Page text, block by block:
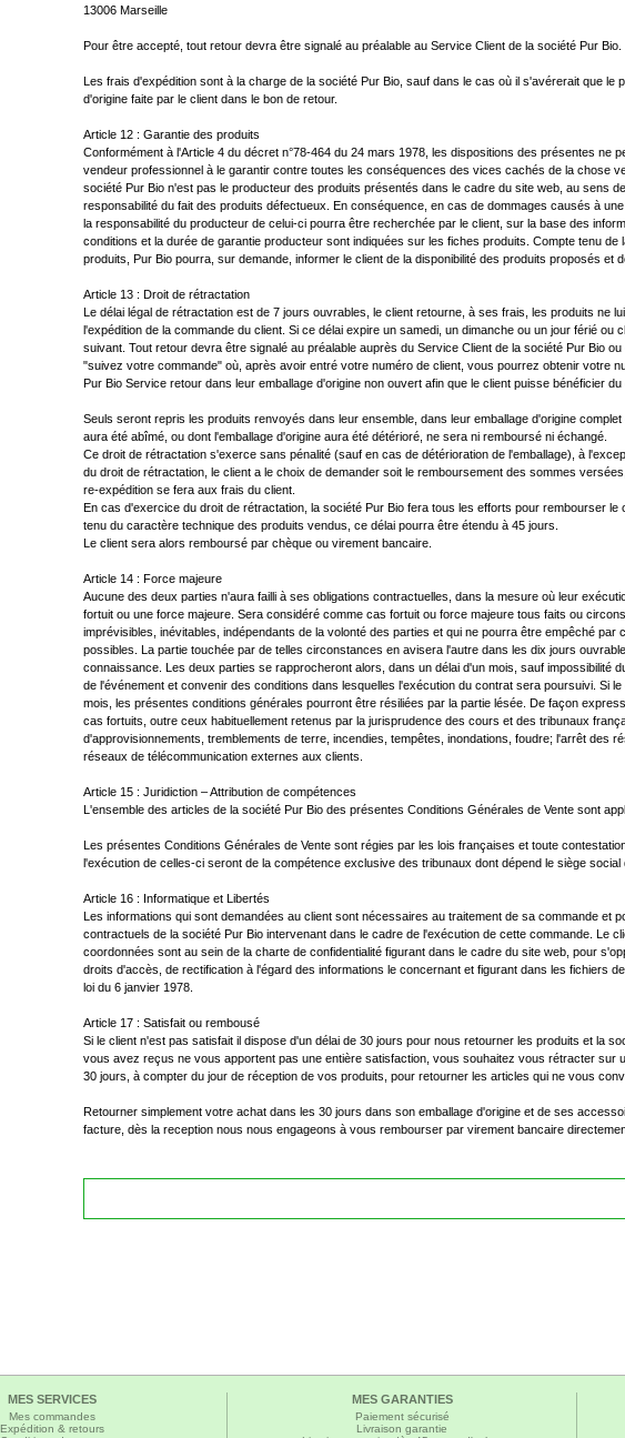
13006 Marseille
Pour être accepté, tout retour devra être signalé au préalable au Service Client de la société Pur Bio.
Les frais d'expédition sont à la charge de la société Pur Bio, sauf dans le cas où il s'avérerait que le
d'origine faite par le client dans le bon de retour.
Article 12 : Garantie des produits
Conformément à l'Article 4 du décret n°78-464 du 24 mars 1978, les dispositions des présentes ne
vendeur professionnel à le garantir contre toutes les conséquences des vices cachés de la chose
société Pur Bio n'est pas le producteur des produits présentés dans le cadre du site web, au sens
responsabilité du fait des produits défectueux. En conséquence, en cas de dommages causés à
la responsabilité du producteur de celui-ci pourra être recherchée par le client, sur la base des
conditions et la durée de garantie producteur sont indiquées sur les fiches produits. Compte tenu
produits, Pur Bio pourra, sur demande, informer le client de la disponibilité des produits proposés et
Article 13 : Droit de rétractation
Le délai légal de rétractation est de 7 jours ouvrables, le client retourne, à ses frais, les produits ne
l'expédition de la commande du client. Si ce délai expire un samedi, un dimanche ou un jour férié ou
suivant. Tout retour devra être signalé au préalable auprès du Service Client de la société Pur Bio
"suivez votre commande" où, après avoir entré votre numéro de client, vous pourrez obtenir votre
Pur Bio Service retour dans leur emballage d'origine non ouvert afin que le client puisse bénéficier du
Seuls seront repris les produits renvoyés dans leur ensemble, dans leur emballage d'origine
aura été abîmé, ou dont l'emballage d'origine aura été détérioré, ne sera ni remboursé ni échangé.
Ce droit de rétractation s'exerce sans pénalité (sauf en cas de détérioration de l'emballage), à
du droit de rétractation, le client a le choix de demander soit le remboursement des sommes
re-expédition se fera aux frais du client.
En cas d'exercice du droit de rétractation, la société Pur Bio fera tous les efforts pour rembourser le
tenu du caractère technique des produits vendus, ce délai pourra être étendu à 45 jours.
Le client sera alors remboursé par chèque ou virement bancaire.
Article 14 : Force majeure
Aucune des deux parties n'aura failli à ses obligations contractuelles, dans la mesure où leur
fortuit ou une force majeure. Sera considéré comme cas fortuit ou force majeure tous faits ou
imprévisibles, inévitables, indépendants de la volonté des parties et qui ne pourra être empêché
possibles. La partie touchée par de telles circonstances en avisera l'autre dans les dix jours
connaissance. Les deux parties se rapprocheront alors, dans un délai d'un mois, sauf impossibilité
de l'événement et convenir des conditions dans lesquelles l'exécution du contrat sera poursuivi. Si
mois, les présentes conditions générales pourront être résiliées par la partie lésée. De façon
cas fortuits, outre ceux habituellement retenus par la jurisprudence des cours et des tribunaux
d'approvisionnements, tremblements de terre, incendies, tempêtes, inondations, foudre; l'arrêt des
réseaux de télécommunication externes aux clients.
Article 15 : Juridiction – Attribution de compétences
L'ensemble des articles de la société Pur Bio des présentes Conditions Générales de Vente sont
Les présentes Conditions Générales de Vente sont régies par les lois françaises et toute
l'exécution de celles-ci seront de la compétence exclusive des tribunaux dont dépend le siège social
Article 16 : Informatique et Libertés
Les informations qui sont demandées au client sont nécessaires au traitement de sa commande et
contractuels de la société Pur Bio intervenant dans le cadre de l'exécution de cette commande. Le
coordonnées sont au sein de la charte de confidentialité figurant dans le cadre du site web, pour
droits d'accès, de rectification à l'égard des informations le concernant et figurant dans les fichiers
loi du 6 janvier 1978.
Article 17 : Satisfait ou rembousé
Si le client n'est pas satisfait il dispose d'un délai de 30 jours pour nous retourner les produits et la
vous avez reçus ne vous apportent pas une entière satisfaction, vous souhaitez vous rétracter sur
30 jours, à compter du jour de réception de vos produits, pour retourner les articles qui ne vous
Retourner simplement votre achat dans les 30 jours dans son emballage d'origine et de ses
facture, dès la reception nous nous engageons à vous rembourser par virement bancaire
MES SERVICES
Mes commandes
Expédition & retours
MES GARANTIES
Paiement sécurisé
Livraison garantie